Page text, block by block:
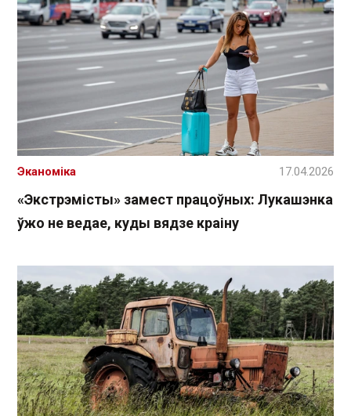
«Экстрэмісты» замест працоўных: Лукашэнка
ўжо не ведае, куды вядзе краіну
Эканоміка 17.04.2026